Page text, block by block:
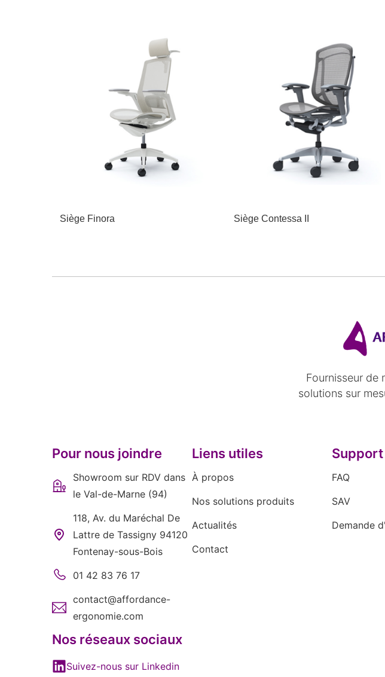
Siège Finora Siège Contessa II
Fournisseur de
solutions sur
Pour nous joindre
Showroom sur RDV dans
le Val-de-Marne (94)
118, Av. du Maréchal De
Lattre de Tassigny 94120
Fontenay-sous-Bois
01 42 83 76 17
contact@affordance-
ergonomie.com
Nos réseaux sociaux
Suivez-nous sur Linkedin
Liens utiles
À propos
Nos solutions produits
Actualités
Contact
FAQ
SAV
Demande